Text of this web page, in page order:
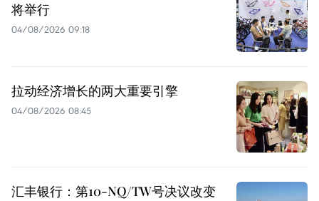
将举行
04/08/2026 09:18
拉动经济增长的两大重要引擎
04/08/2026 08:45
汇丰银行：第10-NQ/TW号决议改变